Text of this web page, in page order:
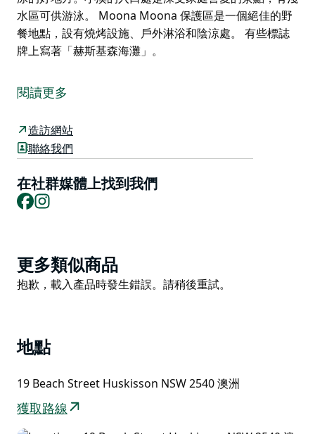
水區可供游泳。 Moona Moona 保護區是一個絕佳的野
餐地點，設有燒烤設施、戶外淋浴和陰涼處。 有些標誌
牌上寫著「赫斯基森海灘」。
(Moona Moona Creek) 正北，背靠哈斯基森海灘旅遊公
園 (Huskisson Beach Tourist Park)。
小溪和海灘是游泳的好地方。小溪的入口處是深受家庭喜
愛的景點，有淺水區可供游泳。
烤設施、戶外淋浴和陰涼處。 有些標誌牌上寫著「赫斯
基森海灘」。
閱讀更多
造訪網站
聯絡我們
在社群媒體上找到我們
Facebook
Product
List
更多類似商品
Product
抱歉，載入產品時發生錯誤。請稍後重試。
地點
19 Beach Street Huskisson NSW 2540 澳洲
獲取路線